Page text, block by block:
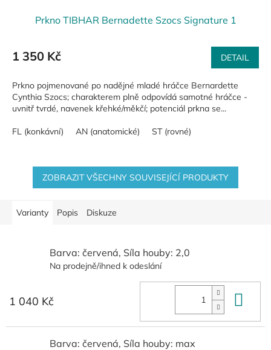
Prkno TIBHAR Bernadette Szocs Signature 1
1 350 Kč DETAIL
Prkno pojmenované po nadějné mladé hráčce Bernardette
Cynthia Szocs; charakterem plně odpovídá samotné hráčce -
uvnitř tvrdé, navenek křehké/měkčí; potenciál prkna se...
FL (konkávní) AN (anatomické) ST (rovné)
ZOBRAZIT VŠECHNY SOUVISEJÍCÍ PRODUKTY
Varianty Popis Diskuze
Barva: červená, Síla houby: 2,0
Na prodejně/ihned k odeslání
1 040 Kč
Barva: červená, Síla houby: max